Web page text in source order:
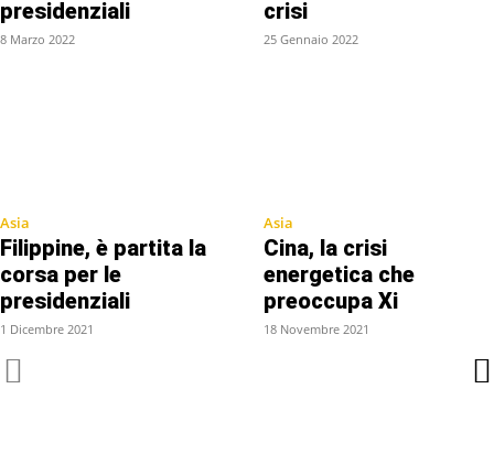
presidenziali
8 Marzo 2022
crisi
25 Gennaio 2022
Asia
Filippine, è partita la
corsa per le
presidenziali
1 Dicembre 2021
Asia
Cina, la crisi
energetica che
preoccupa Xi
18 Novembre 2021